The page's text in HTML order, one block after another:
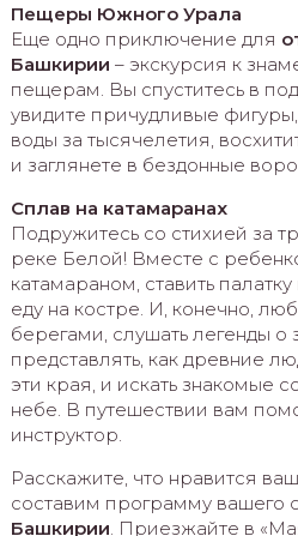
Пещеры Южного Урала
Еще одно приключение для
Башкирии – экскурсия к
пещерам. Вы спуститесь в
увидите причудливые
воды за тысячелетия,
и заглянете в бездонные
Сплав на катамаранах
Подружитесь со стихией за
реке Белой! Вместе с
катамараном, ставить
еду на костре. И, конечно,
берегами, слушать легенды о
представлять, как древние
эти края, и искать знакомые
небе. В путешествии вам
инструктор.
Расскажите, что нравится
составим программу вашего
Башкирии. Приезжайте в